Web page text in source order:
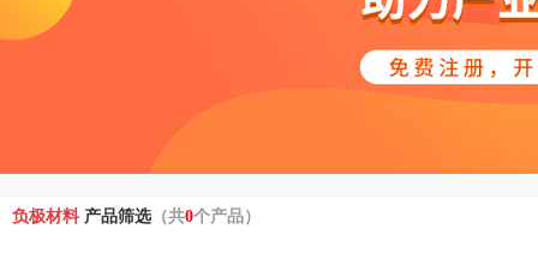
负极材料 产品筛选（共0个产品）